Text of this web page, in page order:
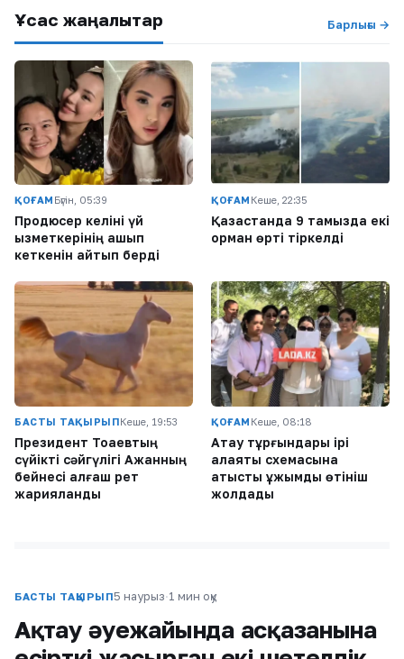
Ұқсас жаңалықтар Барлығы →
ҚОҒАМ Бүгін, 05:39
Продюсер келіні үй
қызметкерінің қашып
кеткенін айтып берді
ҚОҒАМ Кеше, 22:35
Қазақстанда 9 тамызда екі
орман өрті тіркелді
БАСТЫ ТАҚЫРЫПКеше, 19:53
Президент Тоқаевтың
сүйікті сәйгүлігі Ақжанның
бейнесі алғаш рет
жарияланды
ҚОҒАМ Кеше, 08:18
Ақтау тұрғындары ірі
алаяқтық схемасына
қатысты ұжымдық өтініш
жолдады
БАСТЫ ТАҚЫРЫП5 наурыз·1 мин оқу
Ақтау әуежайында асқазанына